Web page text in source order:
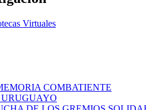
Virtuales
COMBATIENTE
URUGUAYO